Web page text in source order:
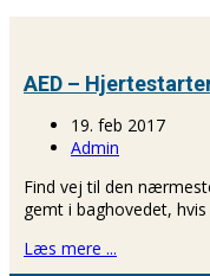
AED –
19. feb 2017
Admin
Find vej til den
gemt i baghovedet,
Læs mere ...